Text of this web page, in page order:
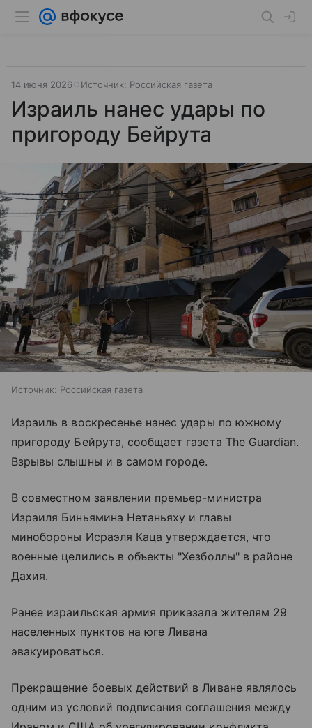
14 июня 2026 Источник: Российская газета
Израиль нанес удары по
пригороду Бейрута
Источник: Российская газета
Израиль в воскресенье нанес удары по южному
пригороду Бейрута, сообщает газета The Guardian.
Взрывы слышны и в самом городе.
В совместном заявлении премьер-министра
Израиля Биньямина Нетаньяху и главы
минобороны Исраэля Каца утверждается, что
военные целились в объекты "Хезболлы" в районе
Дахия.
Ранее израильская армия приказала жителям 29
населенных пунктов на юге Ливана
эвакуироваться.
Прекращение боевых действий в Ливане являлось
одним из условий подписания соглашения между